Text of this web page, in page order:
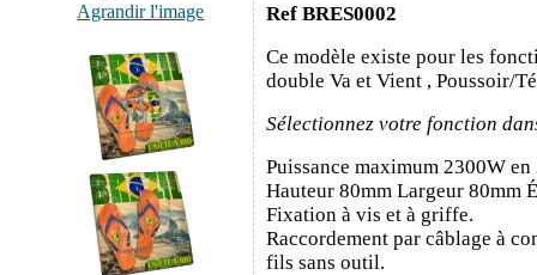
Agrandir l'image
Ref BRES0002
Ce modèle existe pour les
double Va et Vient , Poussoir/
Sélectionnez votre fonction
Puissance maximum 2300W
Hauteur 80mm Largeur 80mm
Fixation à vis et à griffe.
Raccordement par câblage à
fils sans outil.